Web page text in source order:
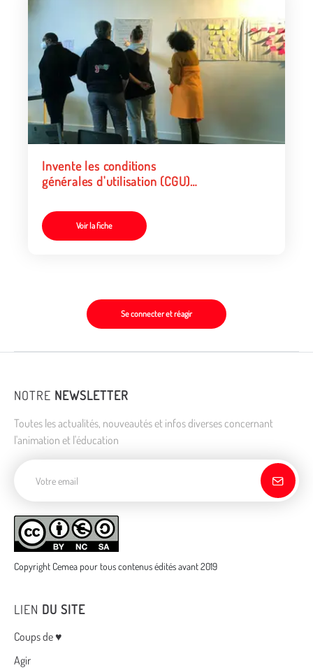
Invente les conditions
générales d'utilisation (CGU)
Voir la fiche
Se connecter et réagir
NOTRE NEWSLETTER
Toutes les actualités, nouveautés et infos diverses concernant
l'animation et l'éducation
Copyright Cemea pour tous contenus édités avant 2019
LIEN DU SITE
Menu
Coups de ♥
Agir